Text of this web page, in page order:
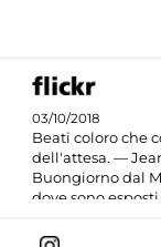
03/10/2018
Beati coloro che
dell'attesa. —
Buongiorno dal
dove sono esposti